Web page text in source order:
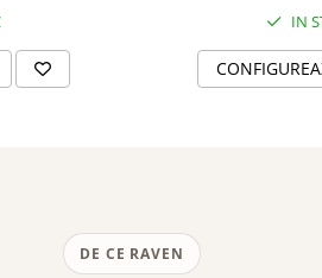
IN
DE CE RAVEN